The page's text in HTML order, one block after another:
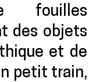
fouilles
des objets
et de
petit train,